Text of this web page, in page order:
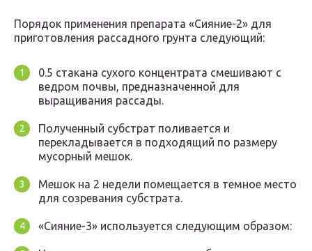
Порядок применения препарата «Сияние-2» для
приготовления рассадного грунта следующий:
0.5 стакана сухого концентрата смешивают с
ведром почвы, предназначенной для
выращивания рассады.
Полученный субстрат поливается и
перекладывается в подходящий по размеру
мусорный мешок.
Мешок на 2 недели помещается в темное место
для созревания субстрата.
«Сияние-3» используется следующим образом: